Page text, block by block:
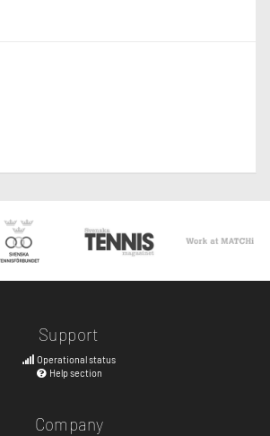
Support
Operational status
Help section
Company